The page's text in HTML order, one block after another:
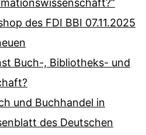
des FDI BBI 07.11.2025
Buch-, Bibliotheks- und
und Buchhandel in
des Deutschen